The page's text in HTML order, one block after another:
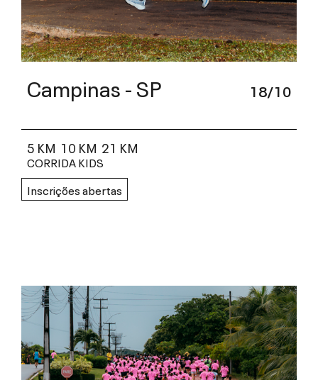
Campinas - SP 18/10
5 KM 10 KM 21 KM
CORRIDA KIDS
Inscrições abertas